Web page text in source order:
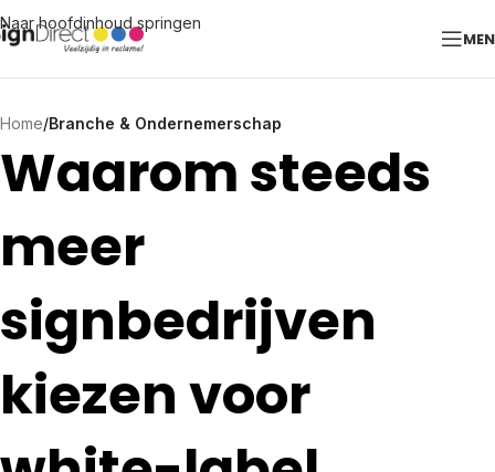
Naar hoofdinhoud springen
Home/Branche & Ondernemerschap
Waarom steeds
meer
signbedrijven
kiezen voor